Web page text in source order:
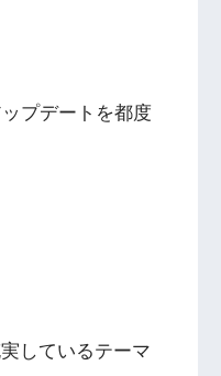
プデートを都度
しているテーマ